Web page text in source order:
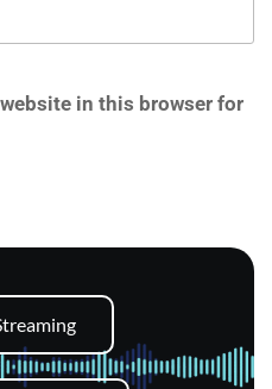
in this browser for